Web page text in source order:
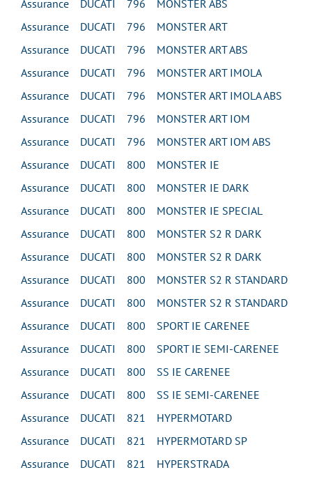
Assurance DUCATI 796 MONSTER ABS
Assurance DUCATI 796 MONSTER ART
Assurance DUCATI 796 MONSTER ART ABS
Assurance DUCATI 796 MONSTER ART IMOLA
Assurance DUCATI 796 MONSTER ART IMOLA ABS
Assurance DUCATI 796 MONSTER ART IOM
Assurance DUCATI 796 MONSTER ART IOM ABS
Assurance DUCATI 800 MONSTER IE
Assurance DUCATI 800 MONSTER IE DARK
Assurance DUCATI 800 MONSTER IE SPECIAL
Assurance DUCATI 800 MONSTER S2 R DARK
Assurance DUCATI 800 MONSTER S2 R DARK
Assurance DUCATI 800 MONSTER S2 R STANDARD
Assurance DUCATI 800 MONSTER S2 R STANDARD
Assurance DUCATI 800 SPORT IE CARENEE
Assurance DUCATI 800 SPORT IE SEMI-CARENEE
Assurance DUCATI 800 SS IE CARENEE
Assurance DUCATI 800 SS IE SEMI-CARENEE
Assurance DUCATI 821 HYPERMOTARD
Assurance DUCATI 821 HYPERMOTARD SP
Assurance DUCATI 821 HYPERSTRADA